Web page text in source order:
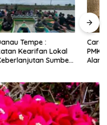
Cara Mengatasi Penyakit
PMK pada Sapi Perah Secara
Alami dan Medis